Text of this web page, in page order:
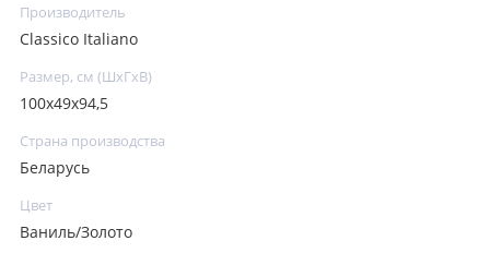
Производитель
Classico Italiano
Размер, см (ШхГхВ)
100х49х94,5
Страна производства
Беларусь
Цвет
Ваниль/Золото